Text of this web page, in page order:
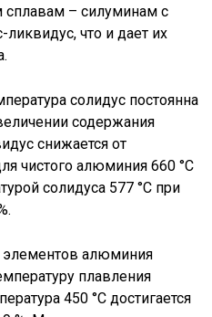
– силуминам с
что и дает их
солидус постоянна
содержания
снижается от
чистого алюминия 660 °С
солидуса 577 °С при
алюминия
плавления
450 °С достигается